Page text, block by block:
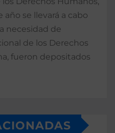
se llevará a cabo
necesidad de
de los Derechos
fueron depositados